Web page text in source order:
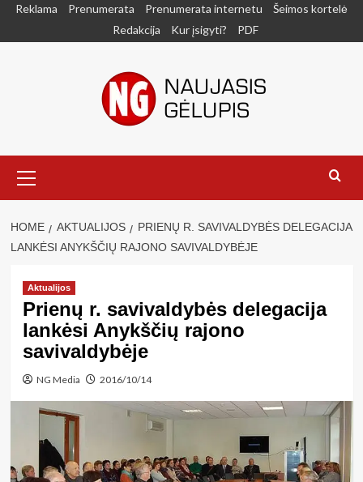
SkipReklama Prenumerata Prenumerata internetu
Šeimos kortelė
Redakcija
Kur įsigyti? PDF
Menu
HOME AKTUALIJOS
PRIENŲ R. SAVIVALDYBĖS DELEGACIJA
LANKĖSI ANYKŠČIŲ RAJONO SAVIVALDYBĖJE
Aktualijos
Prienų r. savivaldybės delegacija
lankėsi Anykščių rajono
savivaldybėje
NG Media 2016/10/14